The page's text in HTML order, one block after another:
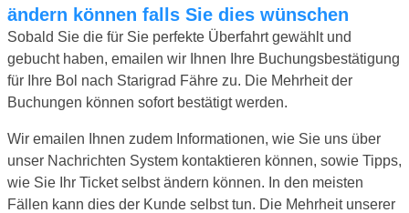
ändern können falls Sie dies wünschen
Sobald Sie die für Sie perfekte Überfahrt gewählt und
gebucht haben, emailen wir Ihnen Ihre Buchungsbestätigung
für Ihre Bol nach Starigrad Fähre zu. Die Mehrheit der
Buchungen können sofort bestätigt werden.
Wir emailen Ihnen zudem Informationen, wie Sie uns über
unser Nachrichten System kontaktieren können, sowie Tipps,
wie Sie Ihr Ticket selbst ändern können. In den meisten
Fällen kann dies der Kunde selbst tun. Die Mehrheit unserer